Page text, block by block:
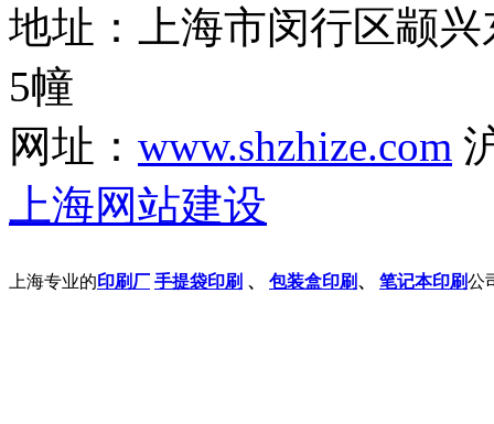
地址：上海市闵行区颛
5幢
网址： www.shzhize.com
上海网站建设
上海专业的印刷厂 手提袋印刷 、 包装盒印刷 、 笔记本印刷公